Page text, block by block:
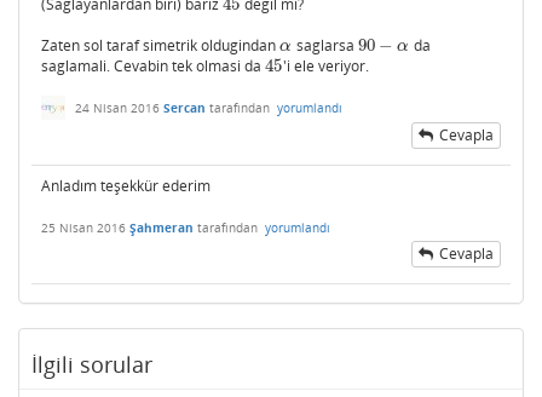
(Saglayanlardan biri) bariz45
45 degil mi?
Zaten sol taraf simetrik oldugindan α
α saglarsa 90 − α
90−α
da
saglamali. Cevabin tek olmasi da 45
45'i ele veriyor.
24 Nisan 2016 Sercan tarafından yorumlandı
Cevapla
Anladım teşekkür ederim
25 Nisan 2016 Şahmeran tarafından yorumlandı
Cevapla
İlgili sorular